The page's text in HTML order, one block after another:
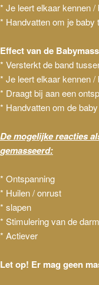
* Je leert elkaar kennen /
* Handvatten om je baby
Effect van de
* Versterkt de band
* Je leert elkaar kennen /
* Draagt bij aan een
* Handvatten om de
De mogelijke reacties
gemasseerd:
* Ontspanning
* Huilen / onrust
* slapen
* Stimulering van de
* Actiever
Let op! Er mag geen